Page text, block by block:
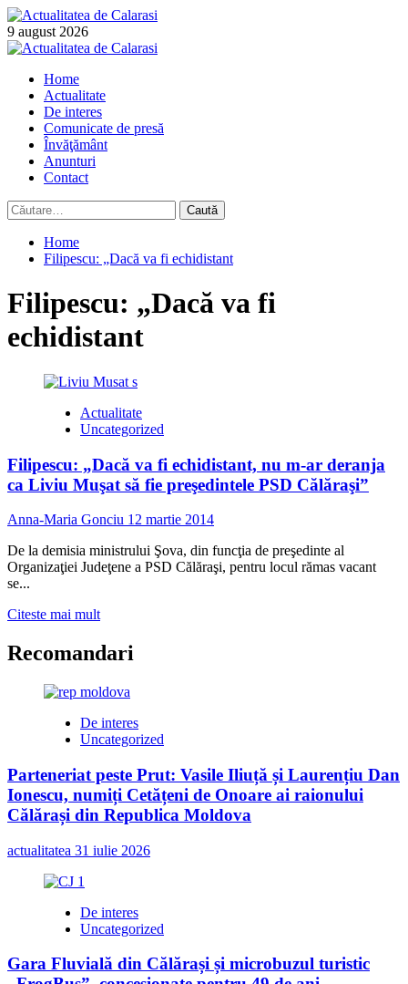
Skip
to
content
9 august 2026
Primary
Home
Actualitate
De interes
Comunicate de presă
Învăţământ
Anunturi
Contact
Caută
după:
Home
Filipescu: „Dacă va fi echidistant
Filipescu: „Dacă va fi
echidistant
Actualitate
Uncategorized
Filipescu: „Dacă va fi echidistant, nu m-ar deranja
ca Liviu Muşat să fie preşedintele PSD Călăraşi”
Anna-Maria Gonciu 12 martie 2014
De la demisia ministrului Şova, din funcţia de preşedinte al
Organizaţiei Judeţene a PSD Călăraşi, pentru locul rămas vacant
se...
Citeste mai multRead
about
Filipescu:
va
echidistant,
nu
ar
deranja
ca
Liviu
Muşat
să
PSD
Călăraşi”
Recomandari
De interes
Uncategorized
Parteneriat peste Prut: Vasile Iliuță și Laurențiu Dan
Ionescu, numiți Cetățeni de Onoare ai raionului
Călărași din Republica Moldova
actualitatea 31 iulie 2026
De interes
Uncategorized
Gara Fluvială din Călărași și microbuzul turistic